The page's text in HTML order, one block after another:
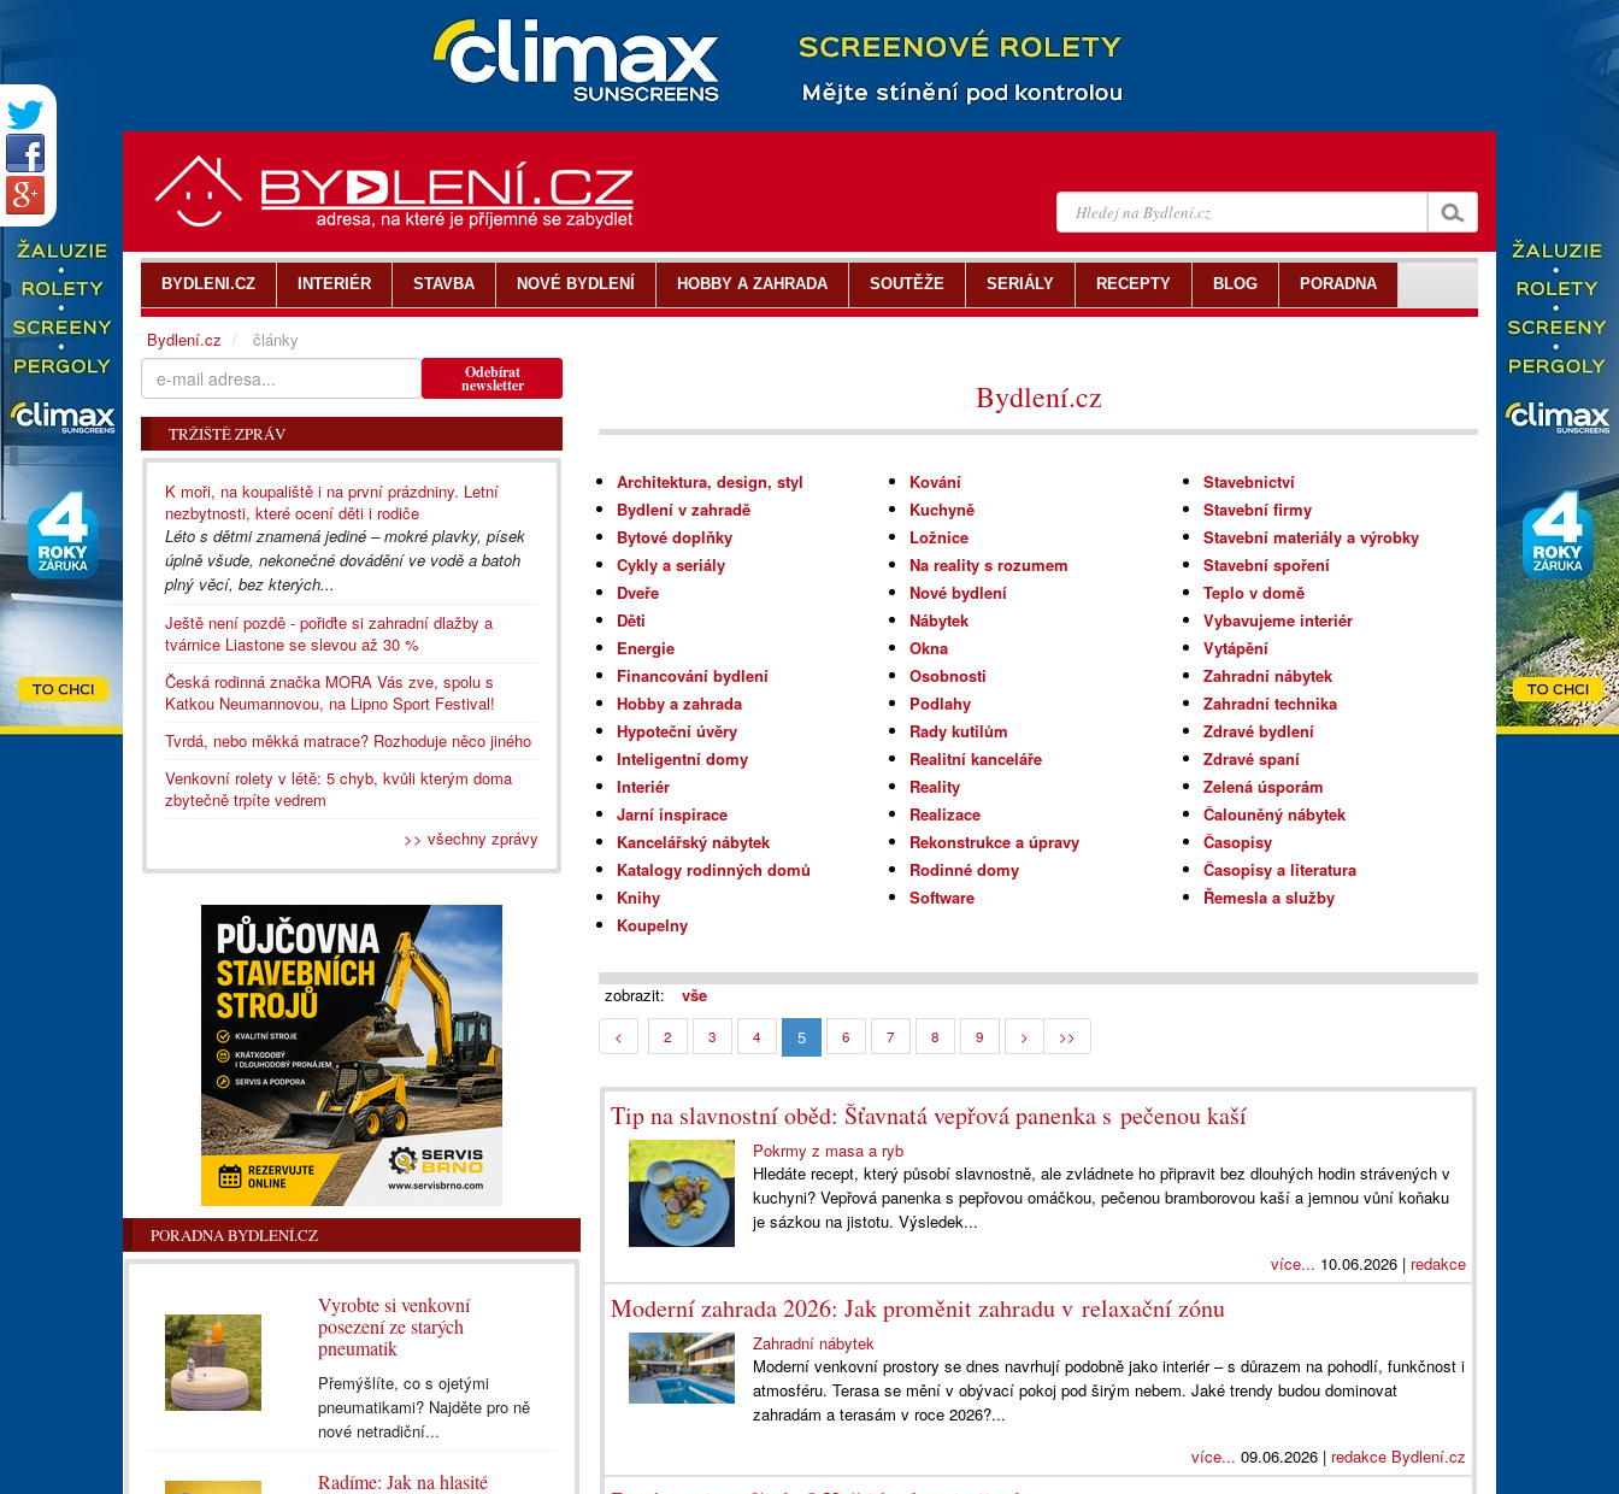
Bydlení.cz
Architektura, design, styl
Bydlení v zahradě
Bytové doplňky
Cykly a seriály
Dveře
Děti
Energie
Financování bydlení
Hobby a zahrada
Hypoteční úvěry
Inteligentní domy
Interiér
Jarní inspirace
Kancelářský nábytek
Katalogy rodinných domů
Knihy
Koupelny
Kování
Kuchyně
Ložnice
Na reality s rozumem
Nové bydlení
Nábytek
Okna
Osobnosti
Podlahy
Rady kutilům
Realitní kanceláře
Reality
Realizace
Rekonstrukce a úpravy
Rodinné domy
Software
Stavebnictví
Stavební firmy
Stavební materiály a výrobky
Stavební spoření
Teplo v domě
Vybavujeme interiér
Vytápění
Zahradní nábytek
Zahradní technika
Zdravé bydlení
Zdravé spaní
Zelená úsporám
Čalouněný nábytek
Časopisy
Časopisy a literatura
Řemesla a služby
zobrazit: vše
< 2 3 4 5 6 7 8 9 > >>
Tip na slavnostní oběd: Šťavnatá vepřová panenka s pečenou kaší
Pokrmy z masa a ryb
Hledáte recept, který působí slavnostně, ale zvládnete ho připravit bez dlouhých hodin strávených v
kuchyni? Vepřová panenka s pepřovou omáčkou, pečenou bramborovou kaší a jemnou vůní koňaku
je sázkou na jistotu. Výsledek...
více... 10.06.2026 | redakce
Moderní zahrada 2026: Jak proměnit zahradu v relaxační zónu
Zahradní nábytek
Moderní venkovní prostory se dnes navrhují podobně jako interiér – s důrazem na pohodlí, funkčnost i
atmosféru. Terasa se mění v obývací pokoj pod širým nebem. Jaké trendy budou dominovat
zahradám a terasám v roce 2026?...
více... 09.06.2026 | redakce Bydlení.cz
Odebírat
newsletter
TRŽIŠTĚ ZPRÁV
K moři, na koupaliště i na první prázdniny. Letní
nezbytnosti, které ocení děti i rodiče
Léto s dětmi znamená jediné – mokré plavky, písek
úplně všude, nekonečné dovádění ve vodě a batoh
plný věcí, bez kterých...
Ještě není pozdě - pořiďte si zahradní dlažby a
tvárnice Liastone se slevou až 30 %
Česká rodinná značka MORA Vás zve, spolu s
Katkou Neumannovou, na Lipno Sport Festival!
Tvrdá, nebo měkká matrace? Rozhoduje něco jiného
Venkovní rolety v létě: 5 chyb, kvůli kterým doma
zbytečně trpíte vedrem
>> všechny zprávy
PORADNA BYDLENÍ.CZ
Vyrobte si venkovní
posezení ze starých
pneumatik
Přemýšlíte, co s ojetými
pneumatikami? Najděte pro ně
nové netradiční...
Radíme: Jak na hlasité
BYDLENI.CZ INTERIÉR STAVBA NOVÉ BYDLENÍ HOBBY A ZAHRADA SOUTĚŽE SERIÁLY RECEPTY BLOG PORADNA
Bydlení.cz články